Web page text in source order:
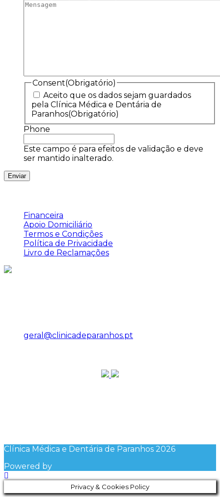
Consent(Obrigatório)
Aceito que os dados sejam guardados
pela Clínica Médica e Dentária de
Paranhos(Obrigatório)
Phone
Este campo é para efeitos de validação e deve
ser mantido inalterado.
Financeira
Apoio Domiciliário
Termos e Condições
Política de Privacidade
Livro de Reclamações
geral@clinicadeparanhos.pt
Clínica Médica e Dentária de Paranhos 2026
Powered by
Privacy & Cookies Policy